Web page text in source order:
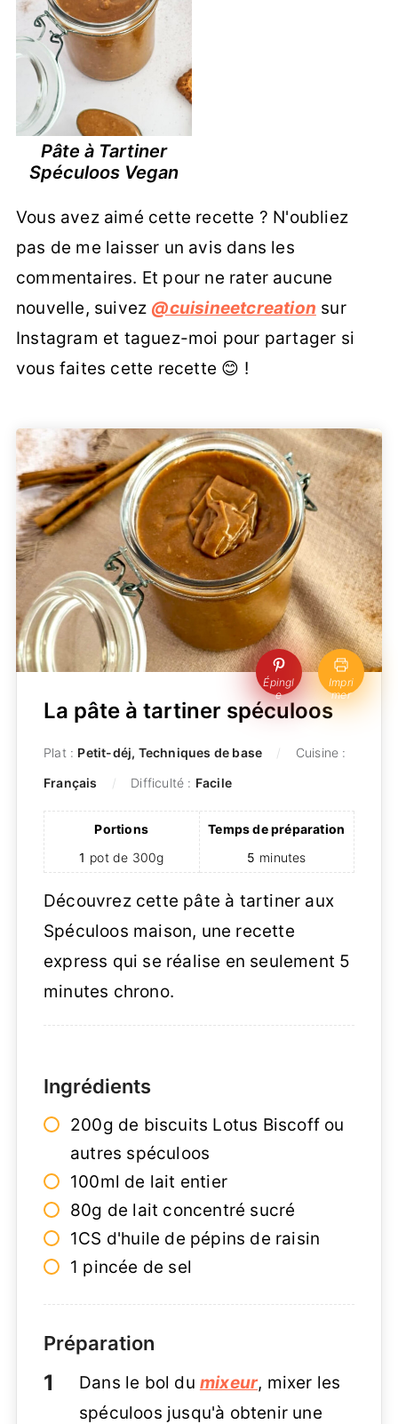
Pâte à Tartiner
Spéculoos Vegan
Vous avez aimé cette recette ? N'oubliez
pas de me laisser un avis dans les
commentaires. Et pour ne rater aucune
nouvelle, suivez @cuisineetcreation sur
Instagram et taguez-moi pour partager si
vous faites cette recette 😊 !
Épingl
e
Impri
mer
La pâte à tartiner spéculoos
Plat : Petit-déj, Techniques de base
Cuisine :
Français
Difficulté : Facile
Portions
1 pot de 300g
Temps de préparation
5 minutes
Découvrez cette pâte à tartiner aux
Spéculoos maison, une recette
express qui se réalise en seulement 5
minutes chrono.
Ingrédients
200g de biscuits Lotus Biscoff ou
autres spéculoos
100ml de lait entier
80g de lait concentré sucré
1CS d'huile de pépins de raisin
1 pincée de sel
Préparation
Dans le bol du mixeur, mixer les
spéculoos jusqu'à obtenir une